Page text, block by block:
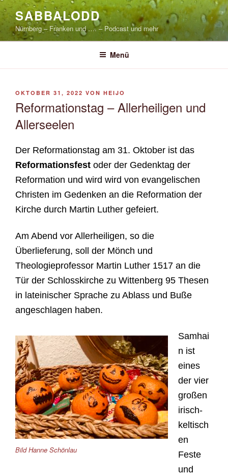
Zum
Inhalt
springen
SABBALODD
Nürnberg – Franken und …. – Podcast und mehr
Menü
VERÖFFENTLICHT
OKTOBER 31, 2022 VON HEIJO
Reformationstag – Allerheiligen und
Allerseelen
Der Reformationstag am 31. Oktober ist das
Reformationsfest oder der Gedenktag der
Reformation und wird wird von evangelischen
Christen im Gedenken an die Reformation der
Kirche durch Martin Luther gefeiert.
Am Abend vor Allerheiligen, so die
Überlieferung, soll der Mönch und
Theologieprofessor Martin Luther 1517 an die
Tür der Schlosskirche zu Wittenberg 95 Thesen
in lateinischer Sprache zu Ablass und Buße
angeschlagen haben.
Bild Hanne Schönlau
Samhai
n ist
eines
der vier
großen
irisch-
keltisch
en
Feste
und